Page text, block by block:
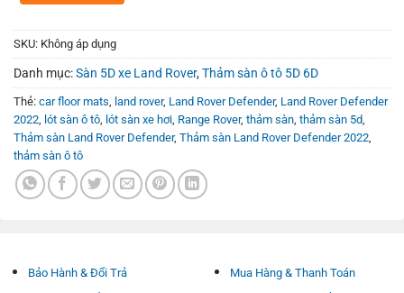
SKU: Không áp dụng
Danh mục:Sàn 5D xe Land Rover,Thảm sàn ô tô 5D 6D
Thẻ: car floor mats, land rover, Land Rover Defender, Land Rover Defender
2022, lót sàn ô tô, lót sàn xe hơi, Range Rover, thảm sàn, thảm sàn 5d,
Thảm sàn Land Rover Defender, Thảm sàn Land Rover Defender 2022,
thảm sàn ô tô
Bảo Hành & Đổi Trả
Mua Hàng & Thanh Toán